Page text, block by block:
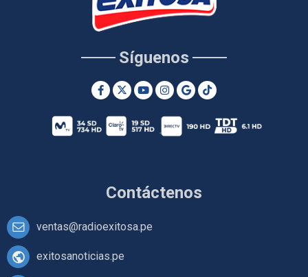
Contáctenos
ventas@radioexitosa.pe
exitosanoticias.pe
Síguenos